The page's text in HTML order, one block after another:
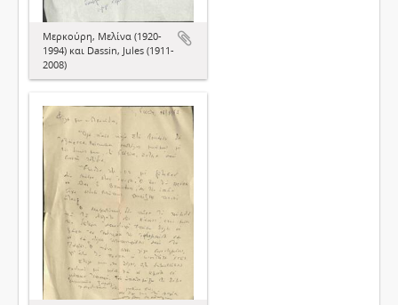
Μερκούρη, Μελίνα (1920-
1994) και Dassin, Jules (1911-
2008)